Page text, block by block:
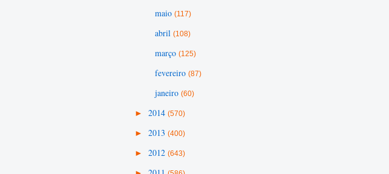
maio (117)
abril (108)
março (125)
fevereiro (87)
janeiro (60)
► 2014 (570)
► 2013 (400)
► 2012 (643)